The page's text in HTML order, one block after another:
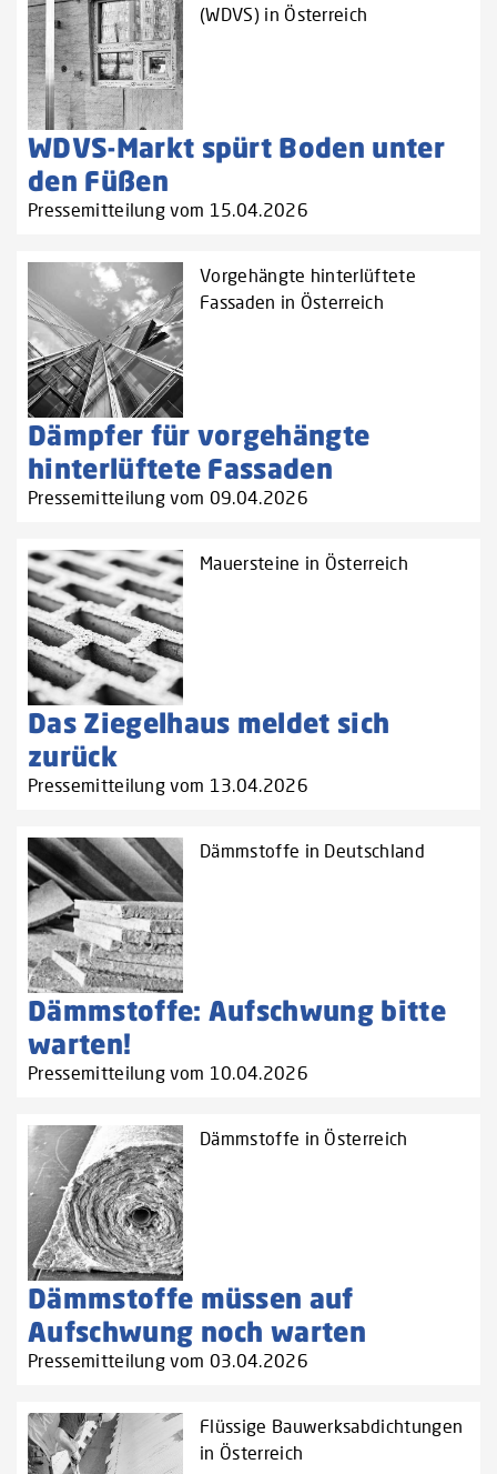
(WDVS) in Österreich
WDVS-Markt spürt Boden unter
den Füßen
Pressemitteilung vom 15.04.2026
Vorgehängte hinterlüftete
Fassaden in Österreich
Dämpfer für vorgehängte
hinterlüftete Fassaden
Pressemitteilung vom 09.04.2026
Mauersteine in Österreich
Das Ziegelhaus meldet sich
zurück
Pressemitteilung vom 13.04.2026
Dämmstoffe in Deutschland
Dämmstoffe: Aufschwung bitte
warten!
Pressemitteilung vom 10.04.2026
Dämmstoffe in Österreich
Dämmstoffe müssen auf
Aufschwung noch warten
Pressemitteilung vom 03.04.2026
Flüssige Bauwerksabdichtungen
in Österreich